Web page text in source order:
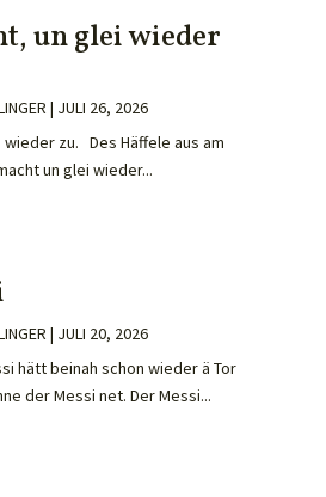
un glei wieder
| JULI 26, 2026
zu. Des Häffele aus am
un glei wieder...
| JULI 20, 2026
hätt beinah schon wieder ä Tor
der Messi net. Der Messi...